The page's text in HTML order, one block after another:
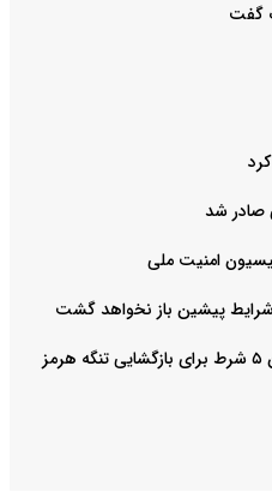
گفت
صادر شد
امنیت ملی
شرایط پیشین باز نخواهد گشت
وال استریت ژورنال گزارش داد: تهران ۵ شرط برای بازگشایی تنگه هرمز